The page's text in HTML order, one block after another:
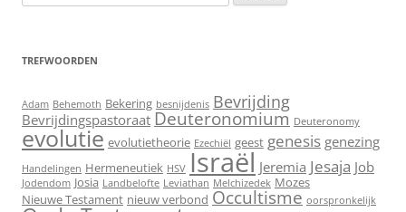
naar:
TREFWOORDEN
Adam Behemoth Bekering besnijdenis Bevrijding
Bevrijdingspastoraat Deuteronomium Deuteronomy
evolutie evolutietheorie Ezechiël geest genesis genezing
Handelingen Hermeneutiek HSV Israël Jeremia Jesaja Job
Jodendom Josia Landbelofte Leviathan Melchizedek Mozes
Nieuwe Testament nieuw verbond Occultisme oorspronkelijk